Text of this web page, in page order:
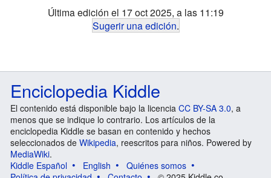
Última edición el 17 oct 2025, a las 11:19
Sugerir una edición.
Enciclopedia Kiddle
El contenido está disponible bajo la licencia CC BY-SA 3.0, a
menos que se indique lo contrario. Los artículos de la
enciclopedia Kiddle se basan en contenido y hechos
seleccionados de Wikipedia, reescritos para niños. Powered by
MediaWiki.
Kiddle Español
English
Quiénes somos